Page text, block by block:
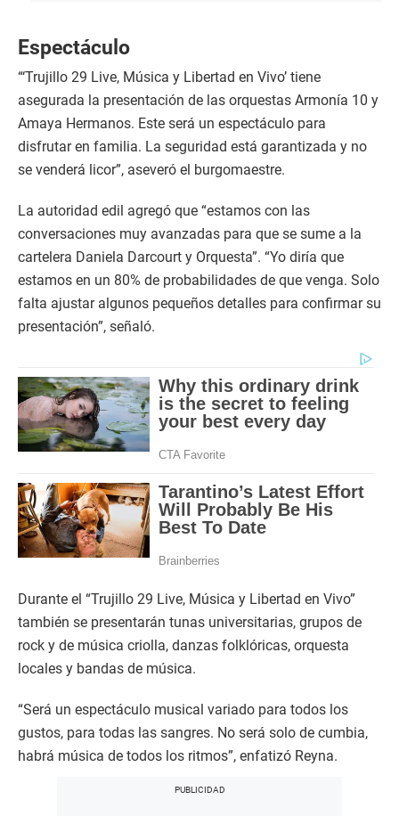
Espectáculo
“‘Trujillo 29 Live, Música y Libertad en Vivo’ tiene
asegurada la presentación de las orquestas Armonía 10 y
Amaya Hermanos. Este será un espectáculo para
disfrutar en familia. La seguridad está garantizada y no
se venderá licor”, aseveró el burgomaestre.
La autoridad edil agregó que “estamos con las
conversaciones muy avanzadas para que se sume a la
cartelera Daniela Darcourt y Orquesta”. “Yo diría que
estamos en un 80% de probabilidades de que venga. Solo
falta ajustar algunos pequeños detalles para confirmar su
presentación”, señaló.
Durante el “Trujillo 29 Live, Música y Libertad en Vivo”
también se presentarán tunas universitarias, grupos de
rock y de música criolla, danzas folklóricas, orquesta
locales y bandas de música.
“Será un espectáculo musical variado para todos los
gustos, para todas las sangres. No será solo de cumbia,
habrá música de todos los ritmos”, enfatizó Reyna.